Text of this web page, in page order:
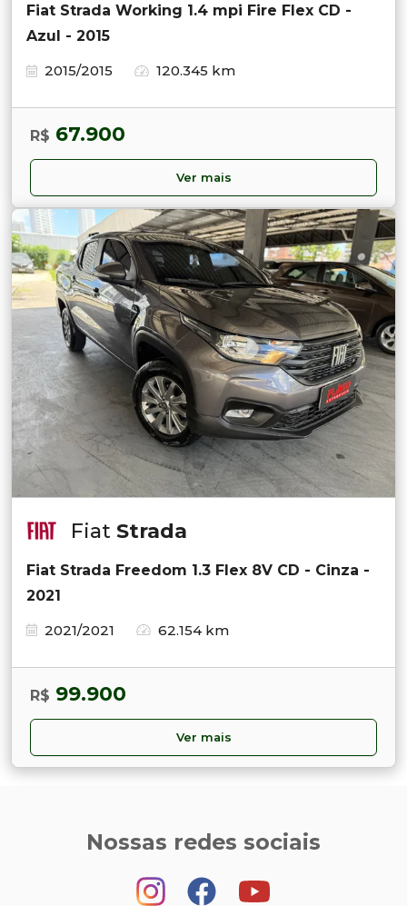
Fiat Strada Working 1.4 mpi Fire Flex CD -
Azul - 2015
2015/2015
120.345 km
R$ 67.900
Ver mais
Fiat Strada
Fiat Strada Freedom 1.3 Flex 8V CD - Cinza -
2021
2021/2021
62.154 km
R$ 99.900
Ver mais
Nossas redes sociais